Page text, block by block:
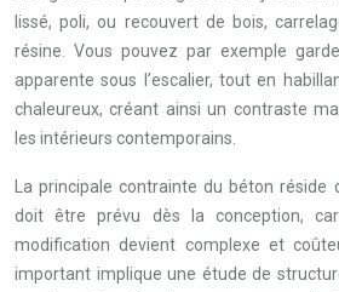
lissé, poli, ou recouvert de bois,
résine. Vous pouvez par exemple
apparente sous l’escalier, tout en
chaleureux, créant ainsi un contraste
les intérieurs contemporains.
La principale contrainte du béton réside
doit être prévu dès la conception,
modification devient complexe et
important implique une étude de